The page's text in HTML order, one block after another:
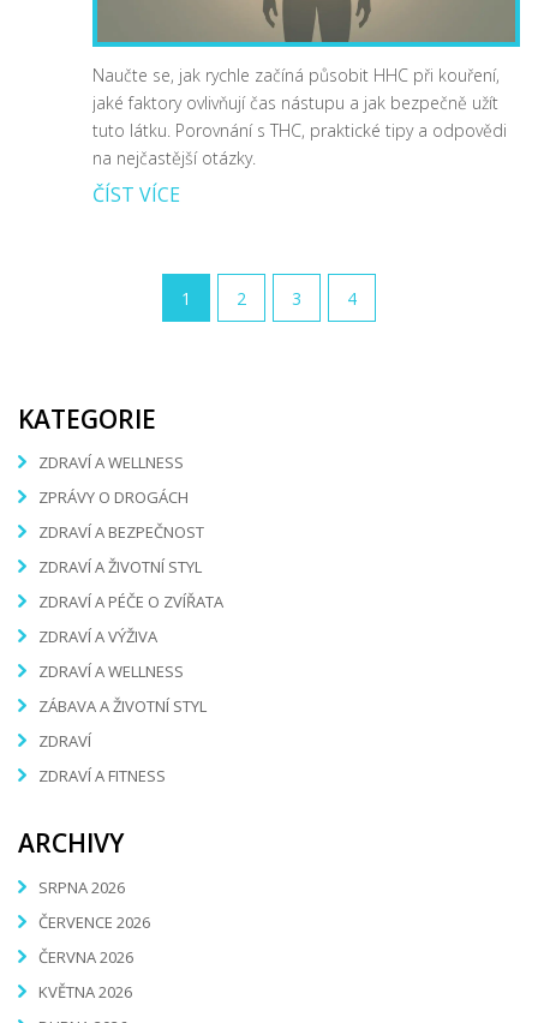
Naučte se, jak rychle začíná působit HHC při kouření,
jaké faktory ovlivňují čas nástupu a jak bezpečně užít
tuto látku. Porovnání s THC, praktické tipy a odpovědi
na nejčastější otázky.
ČÍST VÍCE
1 2 3 4
KATEGORIE
ZDRAVÍ A WELLNESS
ZPRÁVY O DROGÁCH
ZDRAVÍ A BEZPEČNOST
ZDRAVÍ A ŽIVOTNÍ STYL
ZDRAVÍ A PÉČE O ZVÍŘATA
ZDRAVÍ A VÝŽIVA
ZDRAVÍ A WELLNESS
ZÁBAVA A ŽIVOTNÍ STYL
ZDRAVÍ
ZDRAVÍ A FITNESS
ARCHIVY
SRPNA 2026
ČERVENCE 2026
ČERVNA 2026
KVĚTNA 2026